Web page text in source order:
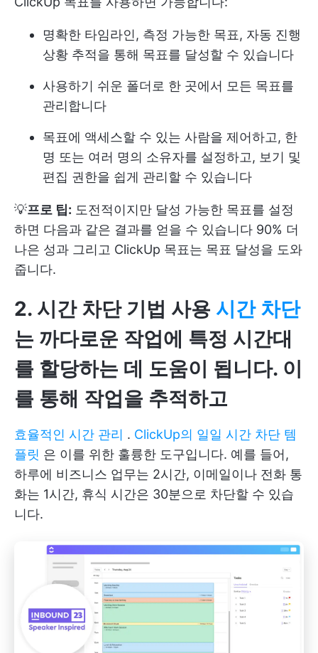
명확한 타임라인, 측정 가능한 목표, 자동 진행
상황 추적을 통해 목표를 달성할 수 있습니다
사용하기 쉬운 폴더로 한 곳에서 모든 목표를
관리합니다
목표에 액세스할 수 있는 사람을 제어하고, 한
명 또는 여러 명의 소유자를 설정하고, 보기 및
편집 권한을 쉽게 관리할 수 있습니다
💡프로 팁: 도전적이지만 달성 가능한 목표를 설정
하면 다음과 같은 결과를 얻을 수 있습니다 90% 더
나은 성과 그리고 ClickUp 목표는 목표 달성을 도와
줍니다.
2. 시간 차단 기법 사용 시간 차단
는 까다로운 작업에 특정 시간대
를 할당하는 데 도움이 됩니다. 이
를 통해 작업을 추적하고
효율적인 시간 관리 . ClickUp의 일일 시간 차단 템
플릿 은 이를 위한 훌륭한 도구입니다. 예를 들어,
하루에 비즈니스 업무는 2시간, 이메일이나 전화 통
화는 1시간, 휴식 시간은 30분으로 차단할 수 있습
니다.